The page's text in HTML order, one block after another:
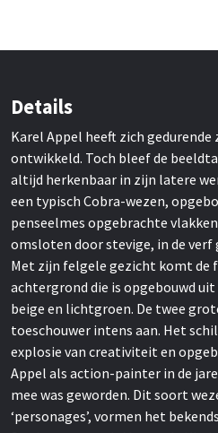
Details
Karel Appel heeft zich
ontwikkeld. Toch bleef de
altijd herkenbaar in zijn latere
een typisch Cobra-wezen,
penseelmes opgebrachte
omsloten door stevige, in de
Met zijn felgele gezicht komt de
achtergrond die is opgebouwd
beige en lichtgroen. De twee
toeschouwer intens aan. Het
explosie van creativiteit en
Appel als action-painter in de
mee was geworden. Dit soort
‘personages’, vormen het